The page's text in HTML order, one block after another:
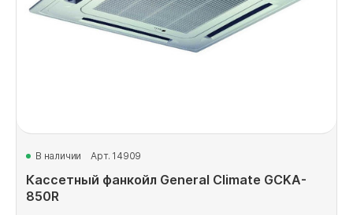
В наличии Арт. 14909
Кассетный фанкойл General Climate GCKA-
850R